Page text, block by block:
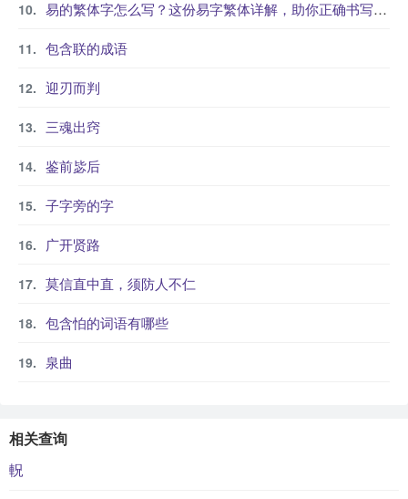
易的繁体字怎么写？这份易字繁体详解，助你正确书写汉字_汉字繁体学习
包含联的成语
迎刃而判
三魂出窍
鉴前毖后
子字旁的字
广开贤路
莫信直中直，须防人不仁
包含怕的词语有哪些
泉曲
相关查询
軦